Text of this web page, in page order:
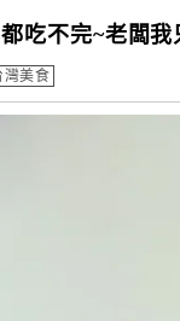
吃不完~老闆
灣美食